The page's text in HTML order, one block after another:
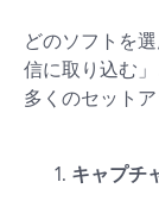
どのソフトを
信に取り込む
多くのセット
キャプチ